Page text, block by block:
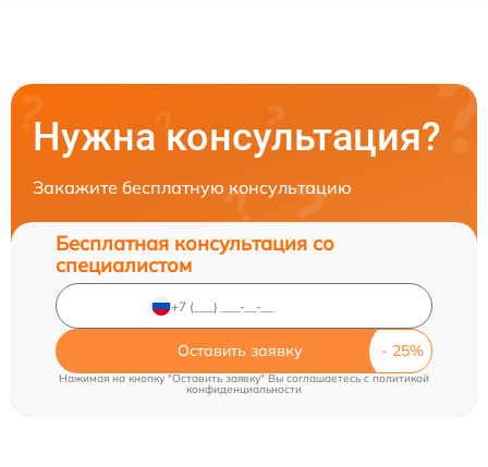
Нужна консультация?
Закажите бесплатную консультацию
Бесплатная консультация со
специалистом
Оставить заявку
Нажимая на кнопку "Оставить заявку" Вы соглашаетесь cполитикой
конфиденциальности